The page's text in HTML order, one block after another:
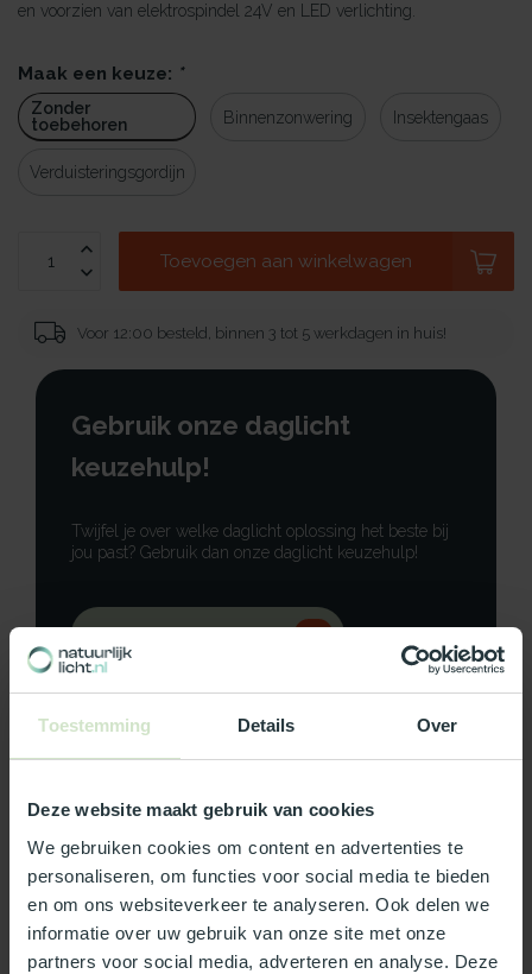
Toestemming Details Over
Deze website maakt gebruik van cookies
We gebruiken cookies om content en advertenties te
personaliseren, om functies voor social media te bieden
en om ons websiteverkeer te analyseren. Ook delen we
informatie over uw gebruik van onze site met onze
partners voor social media, adverteren en analyse. Deze
en voorzien van elektrospindel 24V en LED verlichting.
Maak een keuze: *
Zonder
toebehoren
Binnenzonwering Insektengaas
Verduisteringsgordijn
Toevoegen aan winkelwagen
Voor 12:00 besteld, binnen 3 tot 5 werkdagen in huis!
Gebruik onze daglicht
keuzehulp!
Twijfel je over welke daglicht oplossing het beste bij
jou past? Gebruik dan onze daglicht keuzehulp!
Neem contact op
Productomschrijving
Specificaties
Reviews